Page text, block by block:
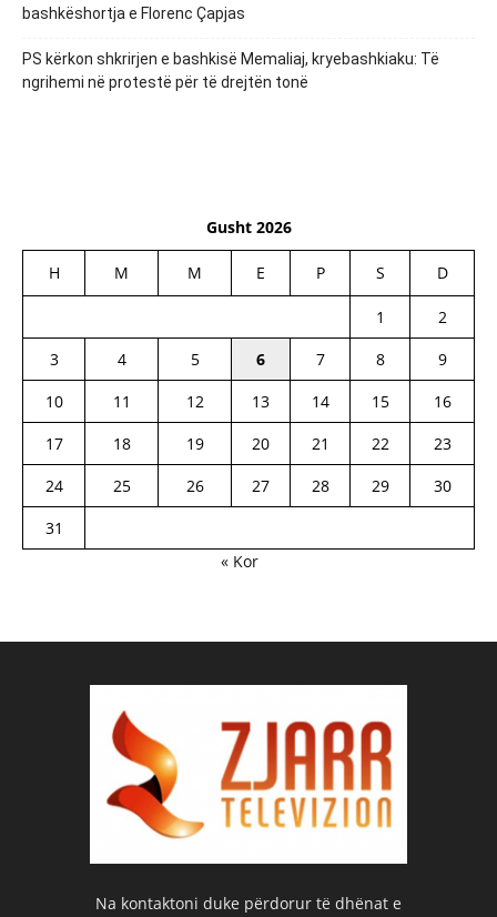
bashkëshortja e Florenc Çapjas
PS kërkon shkrirjen e bashkisë Memaliaj, kryebashkiaku: Të
ngrihemi në protestë për të drejtën tonë
Gusht 2026
H M M E P S D
1
2
3
4 5 6 7 8
9
10
11 12 13 14 15
16
17
18 19 20 21 22
23
24
25 26 27 28 29
30
31
« Kor
Na kontaktoni duke përdorur të dhënat e